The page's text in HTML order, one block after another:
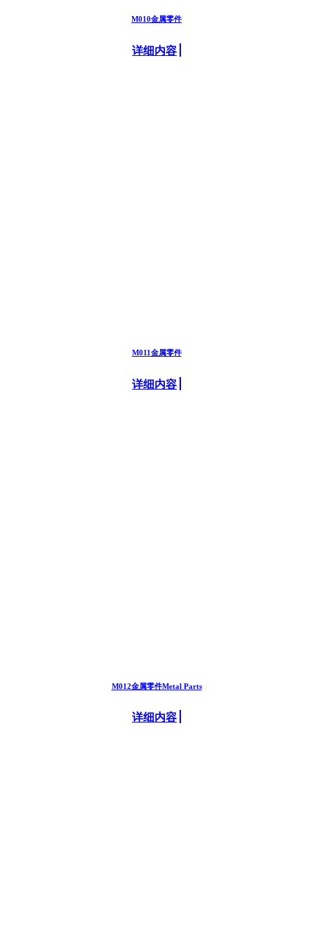
M010金属零件
详细内容
M011金属零件
详细内容
M012金属零件Metal Parts
详细内容